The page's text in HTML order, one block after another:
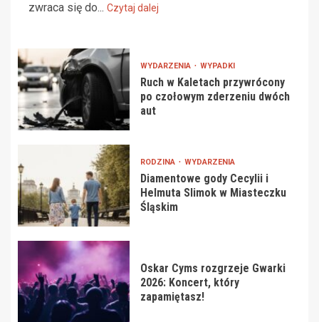
zwraca się do... Czytaj dalej
WYDARZENIA WYPADKI
Ruch w Kaletach przywrócony
po czołowym zderzeniu dwóch
aut
RODZINA WYDARZENIA
Diamentowe gody Cecylii i
Helmuta Slimok w Miasteczku
Śląskim
Oskar Cyms rozgrzeje Gwarki
2026: Koncert, który
zapamiętasz!